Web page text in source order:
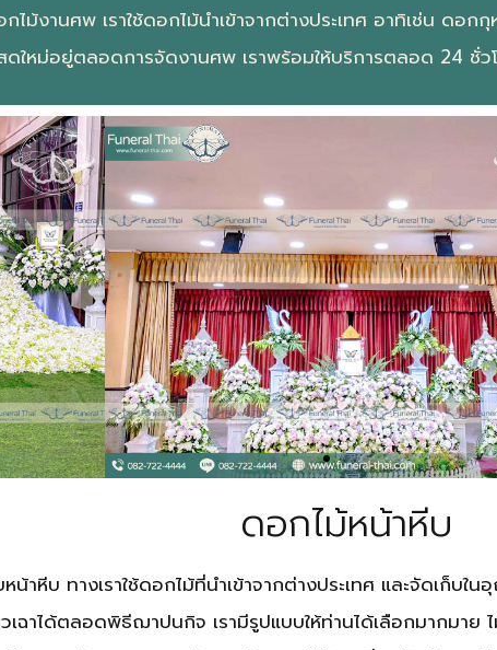
านศพ เราใช้ดอกไม้นำเข้าจากต่างประเทศ อาทิเช่น ดอก
ดใหม่อยู่ตลอดการจัดงานศพ เราพร้อมให้บริการตลอด 24 ชั่ว
ดอกไม้หน้าหีบ
ทางเราใช้ดอกไม้ที่นำเข้าจากต่างประเทศ และจัดเก็บใ
วเฉาได้ตลอดพิธีฌาปนกิจ เรามีรูปแบบให้ท่านได้เลือกมากม